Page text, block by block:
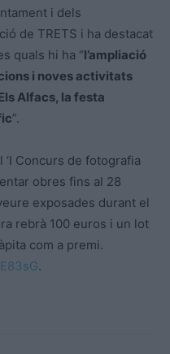
i dels
de TRETS i ha destacat
quals hi ha “l’ampliació
i noves activitats
Alfacs, la festa
”.
‘I Concurs de fotografia
obres fins al 28
exposades durant el
rebrà 100 euros i un lot
com a premi.
.